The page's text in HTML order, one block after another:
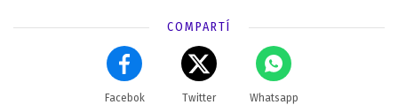
COMPARTÍ
Facebok Twitter Whatsapp